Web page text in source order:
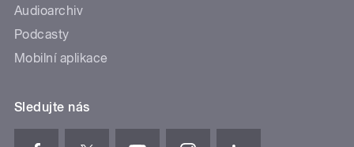
Audioarchiv
Podcasty
Mobilní aplikace
Sledujte nás